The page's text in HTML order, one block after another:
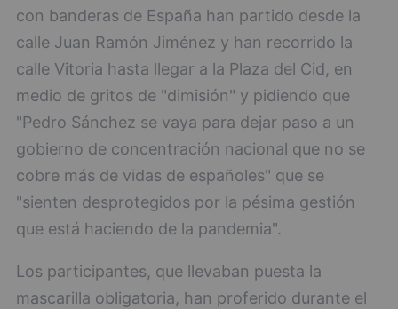
con banderas de España han partido desde la
calle Juan Ramón Jiménez y han recorrido la
calle Vitoria hasta llegar a la Plaza del Cid, en
medio de gritos de "dimisión" y pidiendo que
"Pedro Sánchez se vaya para dejar paso a un
gobierno de concentración nacional que no se
cobre más de vidas de españoles" que se
"sienten desprotegidos por la pésima gestión
que está haciendo de la pandemia".
Los participantes, que llevaban puesta la
mascarilla obligatoria, han proferido durante el